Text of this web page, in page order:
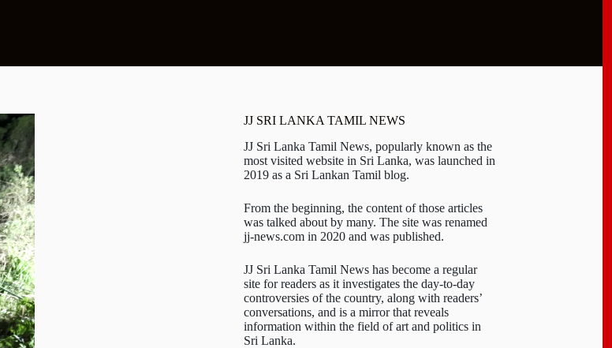
JJ SRI LANKA TAMIL NEWS
JJ Sri Lanka Tamil News, popularly known as the
most visited website in Sri Lanka, was launched in
2019 as a Sri Lankan Tamil blog.
From the beginning, the content of those articles
was talked about by many. The site was renamed
jj-news.com in 2020 and was published.
JJ Sri Lanka Tamil News has become a regular
site for readers as it investigates the day-to-day
controversies of the country, along with readers’
conversations, and is a mirror that reveals
information within the field of art and politics in
Sri Lanka.